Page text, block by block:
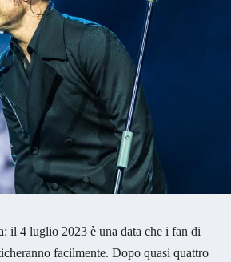
il 4 luglio 2023 è una data che i fan di
facilmente. Dopo quasi quattro